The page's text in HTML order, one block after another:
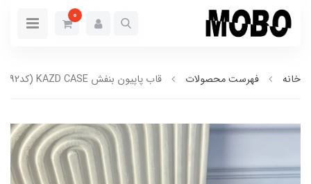
0
خانه فهرست محصولات قاب پاپیون بنفش KAZD CASE (کدC1792)